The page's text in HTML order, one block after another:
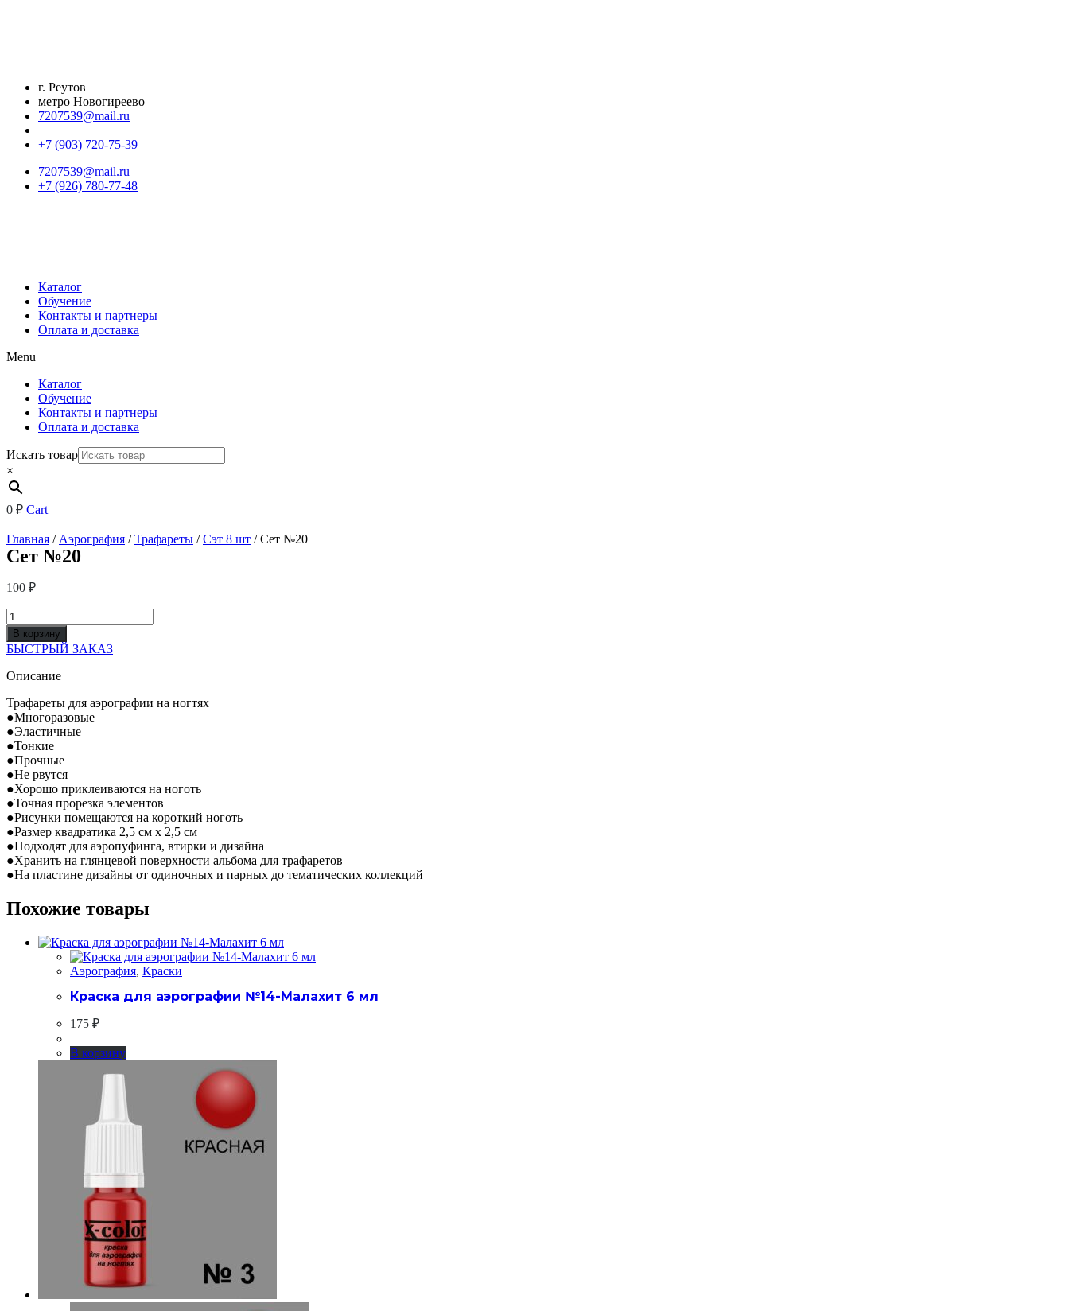
г. Реутов
метро Новогиреево
7207539@mail.ru
+7 (903) 720-75-39
7207539@mail.ru
+7 (926) 780-77-48
Каталог
Обучение
Контакты и партнеры
Оплата и доставка
Menu
Каталог
Обучение
Контакты и партнеры
Оплата и доставка
Искать товар
×
0 ₽ Cart
Главная / Аэрография /Трафареты /Сэт 8 шт / Сет №20
Сет №20
100 ₽
Количество
товара
Сет
№20
В корзину
БЫСТРЫЙ ЗАКАЗ
Описание
Трафареты для аэрографии на ногтях
●Многоразовые
●Эластичные
●Тонкие
●Прочные
●Не рвутся
●Хорошо приклеиваются на ноготь
●Точная прорезка элементов
●Рисунки помещаются на короткий ноготь
●Размер квадратика 2,5 см х 2,5 см
●Подходят для аэропуфинга, втирки и дизайна
●Хранить на глянцевой поверхности альбома для трафаретов
●На пластине дизайны от одиночных и парных до тематических коллекций
Похожие товары
Аэрография, Краски
Краска для аэрографии №14-Малахит 6 мл
175 ₽
В корзину